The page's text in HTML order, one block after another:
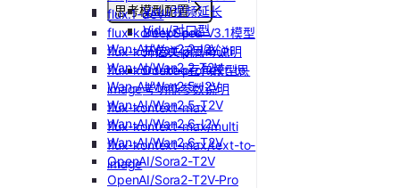
思考模型配置
DeepSeek V3.1模型
开启关闭思考说明
Doubao豆包模型思
考功能参数说明
flux.1-dev
flux-kontext-pro
flux-kontext-pro/multi
flux-kontext-pro/text-to-
image
flux-kontext-max
flux-kontext-max/multi
flux-kontext-max/text-to-
image
Vidu/视频延长
Vidu/对口型
Wan-AI/Wan2.2-I2V
Wan-AI/Wan2.2-T2V
Wan-AI/Wan2.5-I2V
Wan-AI/Wan2.5-T2V
Wan-AI/Wan2.6-I2V
Wan-AI/Wan2.6-T2V
OpenAI/Sora2-T2V
OpenAI/Sora2-T2V-Pro